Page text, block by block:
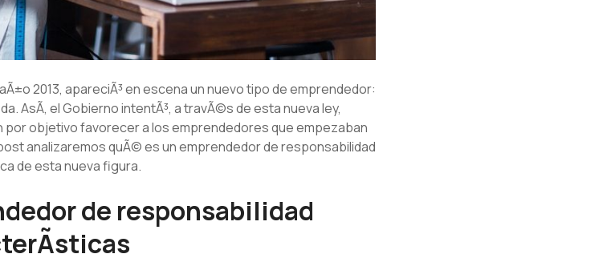
2013, apareciÃ³ en escena un nuevo tipo de emprendedor:
AsÃ­, el Gobierno intentÃ³, a travÃ©s de esta nueva ley,
por objetivo favorecer a los emprendedores que empezaban
analizaremos quÃ© es un emprendedor de responsabilidad
de esta nueva figura.
de responsabilidad